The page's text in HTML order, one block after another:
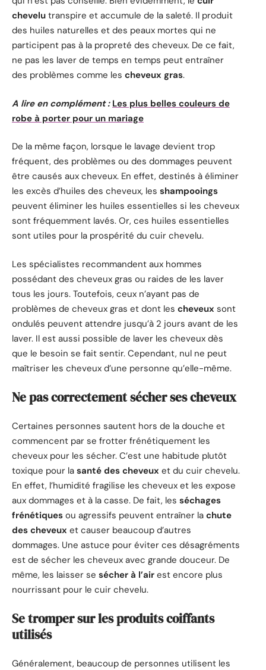
chevelu transpire et accumule de la saleté. Il produit
des huiles naturelles et des peaux mortes qui ne
participent pas à la propreté des cheveux. De ce fait,
ne pas les laver de temps en temps peut entraîner
des problèmes comme les cheveux gras.
A lire en complément : Les plus belles couleurs de
robe à porter pour un mariage
De la même façon, lorsque le lavage devient trop
fréquent, des problèmes ou des dommages peuvent
être causés aux cheveux. En effet, destinés à éliminer
les excès d’huiles des cheveux, les shampooings
peuvent éliminer les huiles essentielles si les cheveux
sont fréquemment lavés. Or, ces huiles essentielles
sont utiles pour la prospérité du cuir chevelu.
Les spécialistes recommandent aux hommes
possédant des cheveux gras ou raides de les laver
tous les jours. Toutefois, ceux n’ayant pas de
problèmes de cheveux gras et dont les cheveux sont
ondulés peuvent attendre jusqu’à 2 jours avant de les
laver. Il est aussi possible de laver les cheveux dès
que le besoin se fait sentir. Cependant, nul ne peut
maîtriser les cheveux d’une personne qu’elle-même.
Ne pas correctement sécher ses cheveux
Certaines personnes sautent hors de la douche et
commencent par se frotter frénétiquement les
cheveux pour les sécher. C’est une habitude plutôt
toxique pour la santé des cheveux et du cuir chevelu.
En effet, l’humidité fragilise les cheveux et les expose
aux dommages et à la casse. De fait, les séchages
frénétiques ou agressifs peuvent entraîner la chute
des cheveux et causer beaucoup d’autres
dommages. Une astuce pour éviter ces désagréments
est de sécher les cheveux avec grande douceur. De
même, les laisser se sécher à l’air est encore plus
nourrissant pour le cuir chevelu.
Se tromper sur les produits coiffants
utilisés
Généralement, beaucoup de personnes utilisent les